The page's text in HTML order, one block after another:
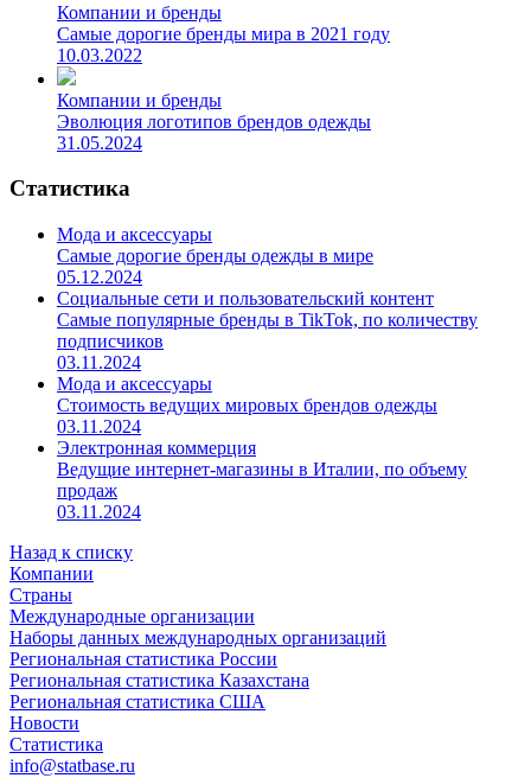
Компании и бренды
Самые дорогие бренды мира в 2021 году
10.03.2022
Компании и бренды
Эволюция логотипов брендов одежды
31.05.2024
Статистика
Мода и аксессуары
Самые дорогие бренды одежды в мире
05.12.2024
Социальные сети и пользовательский контент
Самые популярные бренды в TikTok, по количеству
подписчиков
03.11.2024
Мода и аксессуары
Стоимость ведущих мировых брендов одежды
03.11.2024
Электронная коммерция
Ведущие интернет-магазины в Италии, по объему
продаж
03.11.2024
Назад к списку
Компании
Страны
Международные организации
Наборы данных международных организаций
Региональная статистика России
Региональная статистика Казахстана
Региональная статистика США
Новости
Статистика
info@statbase.ru